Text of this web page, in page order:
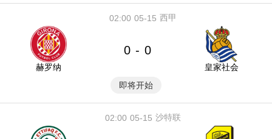
05-15
02:00 西甲
赫罗纳
0 - 0
皇家社会
即将开始
05-15
02:00 沙特联